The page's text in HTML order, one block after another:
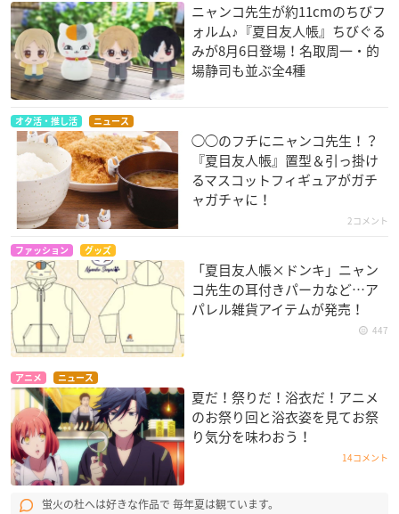
ニャンコ先生が約11cmのちびフ
ォルム♪『夏目友人帳』ちびぐる
みが8月6日登場！名取周一・的
場静司も並ぶ全4種
オタ活・推し活 ニュース
◯◯のフチにニャンコ先生！？
『夏目友人帳』置型＆引っ掛け
るマスコットフィギュアがガチ
ャガチャに！
2コメント
ファッション グッズ
「夏目友人帳×ドンキ」ニャン
コ先生の耳付きパーカなど…ア
パレル雑貨アイテムが発売！
447
アニメ ニュース
夏だ！祭りだ！浴衣だ！アニメ
のお祭り回と浴衣姿を見てお祭
り気分を味わおう！
14コメント
蛍火の杜へは好きな作品で 毎年夏は観ています。